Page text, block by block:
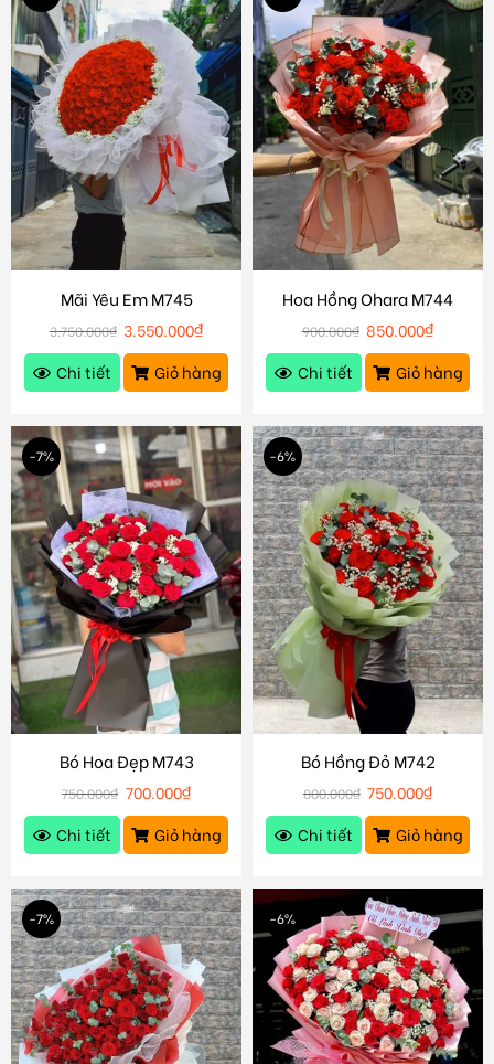
Mãi Yêu Em M745
3.750.000₫ 3.550.000₫
Chi tiết
Giỏ hàng
Hoa Hồng Ohara M744
900.000₫ 850.000₫
Chi tiết
Giỏ hàng
-7%
Bó Hoa Đẹp M743
750.000₫ 700.000₫
Chi tiết
Giỏ hàng
-6%
Bó Hồng Đỏ M742
800.000₫ 750.000₫
Chi tiết
Giỏ hàng
-7% -6%